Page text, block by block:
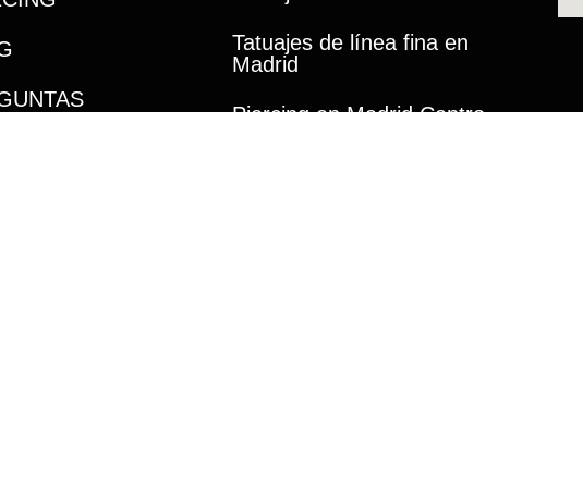
Tatuajes de línea fina en
Madrid
Piercing en Madrid Centro